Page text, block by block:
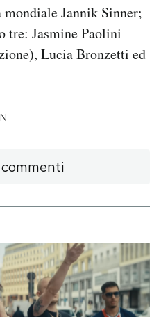
Jannik Sinner;
tre: Jasmine Paolini
Lucia Bronzetti ed